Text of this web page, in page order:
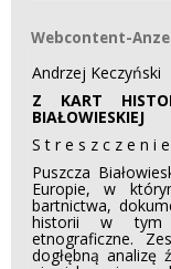
Webcontent-
Webcontent-
Andrzej Keczyński
Z KART
BIAŁOWIESKIEJ
S t r e s z c z e n i e
Puszcza
Europie, w
bartnictwa,
historii w tym
etnograficzne.
dogłębną analizę